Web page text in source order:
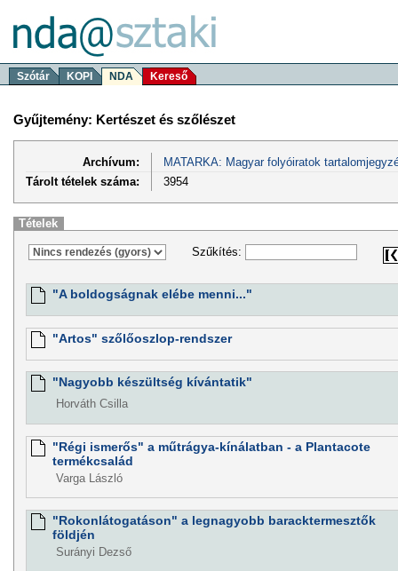
Szótár KOPI NDA Kereső
Gyűjtemény: Kertészet és szőlészet
Archívum:
MATARKA: Magyar folyóiratok
Tárolt tételek száma:
3954
Tételek
Szűkítés:
"A boldogságnak elébe menni..."
"Artos" szőlőoszlop-rendszer
"Nagyobb készültség kívántatik"
Horváth Csilla
"Régi ismerős" a műtrágya-kínálatban - a Plantacote
termékcsalád
Varga László
"Rokonlátogatáson" a legnagyobb baracktermesztők
földjén
Surányi Dezső